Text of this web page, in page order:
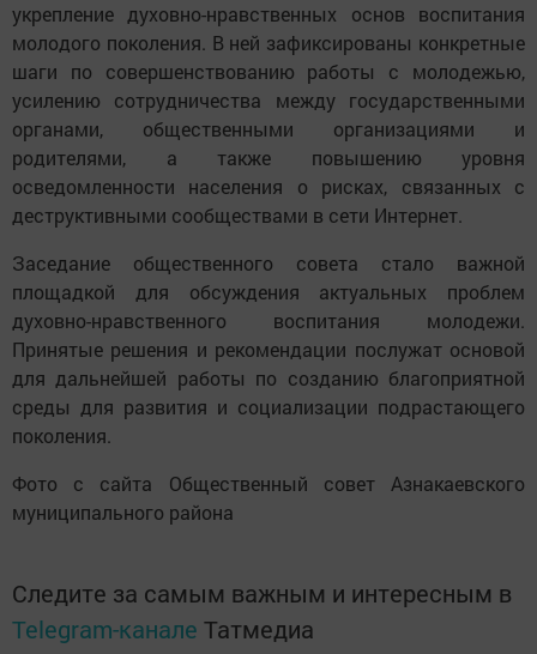
укрепление духовно-нравственных основ воспитания
молодого поколения. В ней зафиксированы конкретные
шаги по совершенствованию работы с молодежью,
усилению сотрудничества между государственными
органами, общественными организациями и
родителями, а также повышению уровня
осведомленности населения о рисках, связанных с
деструктивными сообществами в сети Интернет.
Заседание общественного совета стало важной
площадкой для обсуждения актуальных проблем
духовно-нравственного воспитания молодежи.
Принятые решения и рекомендации послужат основой
для дальнейшей работы по созданию благоприятной
среды для развития и социализации подрастающего
поколения.
Фото с сайта Общественный совет Азнакаевского
муниципального района
Следите за самым важным и интересным в
Telegram-канале Татмедиа